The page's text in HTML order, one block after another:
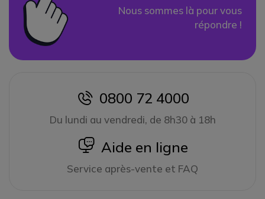
Nous sommes là pour vous
répondre !
icon
0800 72 4000
Du lundi au vendredi, de 8h30 à 18h
icon
Aide en ligne
Service après-vente et FAQ